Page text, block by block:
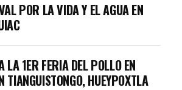
POR LA VIDA Y EL AGUA EN
LA 1ER FERIA DEL POLLO EN
TIANGUISTONGO, HUEYPOXTLA